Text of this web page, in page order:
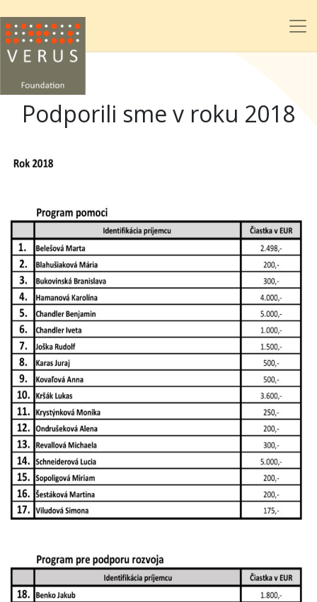
Podporili sme v roku 2018